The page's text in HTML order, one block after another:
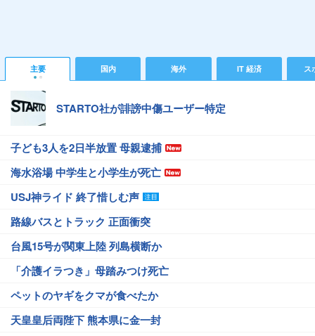
主要 国内 海外 IT 経済 ス
STARTO社が誹謗中傷ユーザー特定
子ども3人を2日半放置 母親逮捕
海水浴場 中学生と小学生が死亡
USJ神ライド 終了惜しむ声
路線バスとトラック 正面衝突
台風15号が関東上陸 列島横断か
「介護イラつき」母踏みつけ死亡
ペットのヤギをクマが食べたか
天皇皇后両陛下 熊本県に金一封